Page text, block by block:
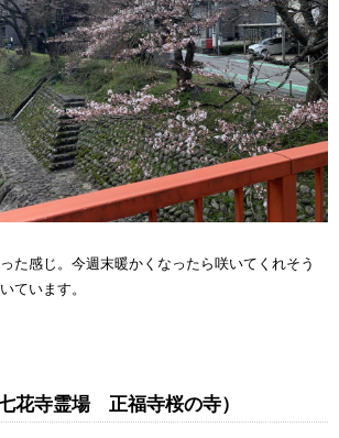
た感じ。今週末暖かくなったら咲いてくれそう
ています。
花寺霊場 正福寺桜の寺）